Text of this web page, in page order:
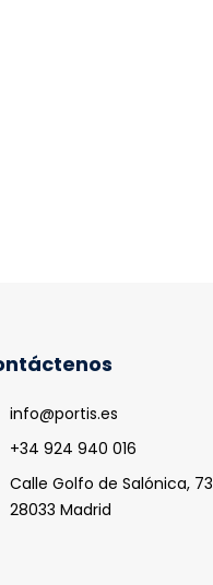
info@portis.es
+34 924 940 016
Calle Golfo de Salónica, 73
28033 Madrid